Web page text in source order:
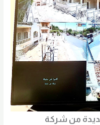
من شركة